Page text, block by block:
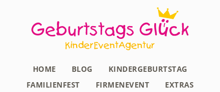
HOME BLOG
KINDERGEBURTSTAG
FAMILIENFEST
FIRMENEVENT
EXTRAS